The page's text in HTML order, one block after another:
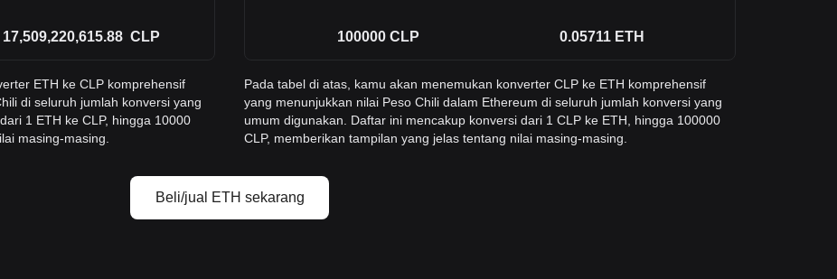
17,509,220,615.88 CLP
ETH ke CLP komprehensif
di seluruh jumlah konversi yang
1 ETH ke CLP, hingga 10000
masing-masing.
100000 CLP 0.05711 ETH
Pada tabel di atas, kamu akan menemukan konverter CLP ke ETH komprehensif
yang menunjukkan nilai Peso Chili dalam Ethereum di seluruh jumlah konversi yang
umum digunakan. Daftar ini mencakup konversi dari 1 CLP ke ETH, hingga 100000
CLP, memberikan tampilan yang jelas tentang nilai masing-masing.
Beli/jual ETH sekarang